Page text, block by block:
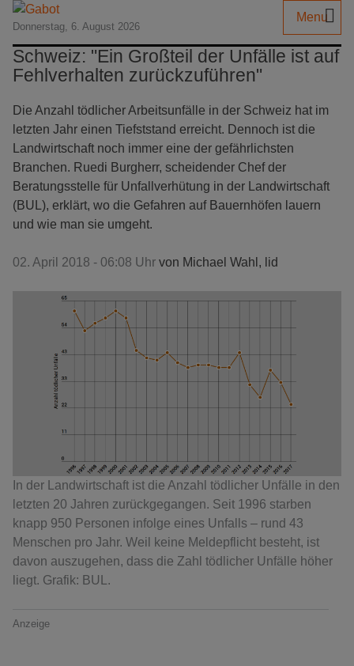
Donnerstag, 6. August 2026
Menu
Schweiz: "Ein Großteil der Unfälle ist auf
Fehlverhalten zurückzuführen"
Die Anzahl tödlicher Arbeitsunfälle in der Schweiz hat im
letzten Jahr einen Tiefststand erreicht. Dennoch ist die
Landwirtschaft noch immer eine der gefährlichsten
Branchen. Ruedi Burgherr, scheidender Chef der
Beratungsstelle für Unfallverhütung in der Landwirtschaft
(BUL), erklärt, wo die Gefahren auf Bauernhöfen lauern
und wie man sie umgeht.
02. April 2018 - 06:08 Uhr von Michael Wahl, lid
In der Landwirtschaft ist die Anzahl tödlicher Unfälle in den
letzten 20 Jahren zurückgegangen. Seit 1996 starben
knapp 950 Personen infolge eines Unfalls – rund 43
Menschen pro Jahr. Weil keine Meldepflicht besteht, ist
davon auszugehen, dass die Zahl tödlicher Unfälle höher
liegt. Grafik: BUL.
Anzeige